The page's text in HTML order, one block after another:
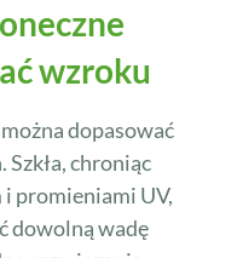
wzroku
dopasować
chroniąc
i promieniami UV,
dowolną wadę